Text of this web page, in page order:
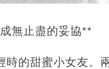
無止盡的妥協**
時的甜蜜小女友。